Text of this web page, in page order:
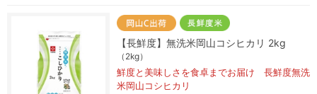
【長鮮度】無洗米岡山コシヒカリ 2kg
（2kg）
鮮度と美味しさを食卓までお届け 長鮮度無洗
米岡山コシヒカリ